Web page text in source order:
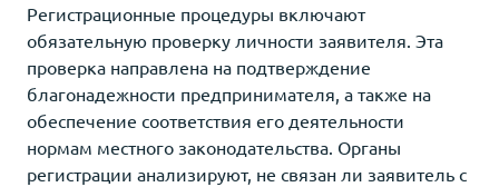
Регистрационные процедуры включают
обязательную проверку личности заявителя. Эта
проверка направлена на подтверждение
благонадежности предпринимателя, а также на
обеспечение соответствия его деятельности
нормам местного законодательства. Органы
регистрации анализируют, не связан ли заявитель с